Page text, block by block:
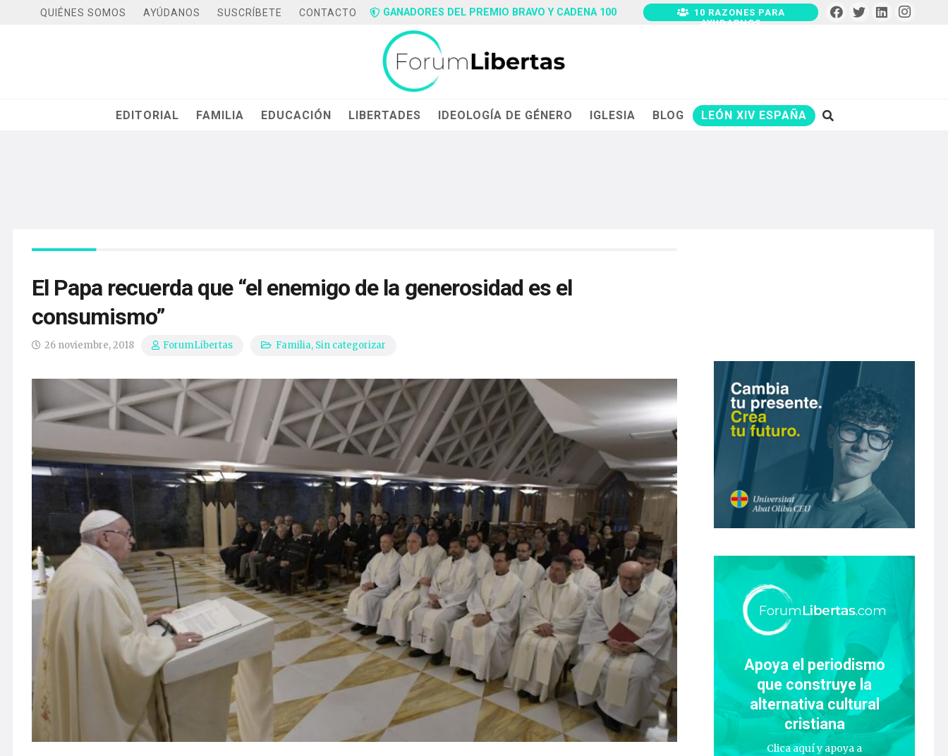
QUIÉNES SOMOS AYÚDANOS SUSCRÍBETE CONTACTO GANADORES DEL PREMIO BRAVO Y CADENA 100
10 RAZONES PARA
AYUDARNOS
EDITORIAL FAMILIA EDUCACIÓN LIBERTADES IDEOLOGÍA DE GÉNERO IGLESIA BLOG LEÓN XIV ESPAÑA
El Papa recuerda que “el enemigo de la generosidad es el
consumismo”
26 noviembre, 2018 ForumLibertas Familia, Sin categorizar
Apoya el periodismo
que construye la
alternativa cultural
cristiana
Clica aquí y apoya a